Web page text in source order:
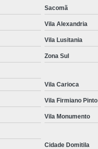
Sacomã
Vila Alexandria
Vila Lusitania
Zona Sul
Vila Carioca
Vila Firmiano Pinto
Vila Monumento
Cidade Domitila